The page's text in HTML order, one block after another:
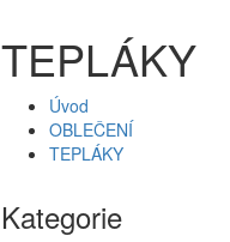
TEPLÁKY
Úvod
OBLEČENÍ
TEPLÁKY
Kategorie